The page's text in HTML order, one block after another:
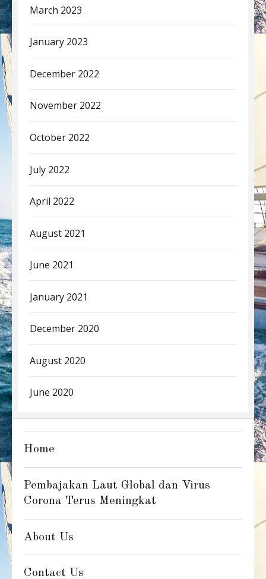
March 2023
January 2023
December 2022
November 2022
October 2022
July 2022
April 2022
August 2021
June 2021
January 2021
December 2020
August 2020
June 2020
Home
Pembajakan Laut Global dan Virus
Corona Terus Meningkat
About Us
Contact Us